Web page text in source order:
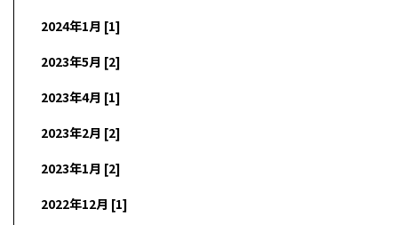
2024年1月 [1]
2023年5月 [2]
2023年4月 [1]
2023年2月 [2]
2023年1月 [2]
2022年12月 [1]